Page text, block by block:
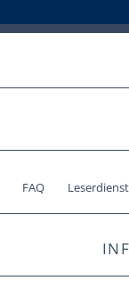
FAQ Leserdienst